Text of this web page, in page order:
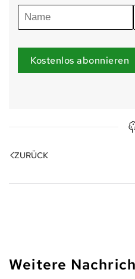
Kostenlos abonnieren
ZURÜCK
Weitere